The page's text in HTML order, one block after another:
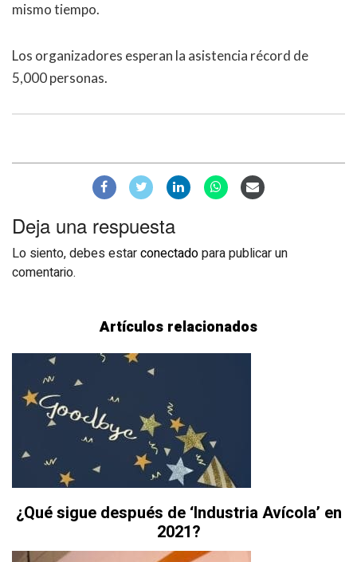
mismo tiempo.
Los organizadores esperan la asistencia récord de
5,000 personas.
Deja una respuesta
Lo siento, debes estarconectadopara publicar un
comentario.
Artículos relacionados
¿Qué sigue después de ‘Industria Avícola’ en
2021?